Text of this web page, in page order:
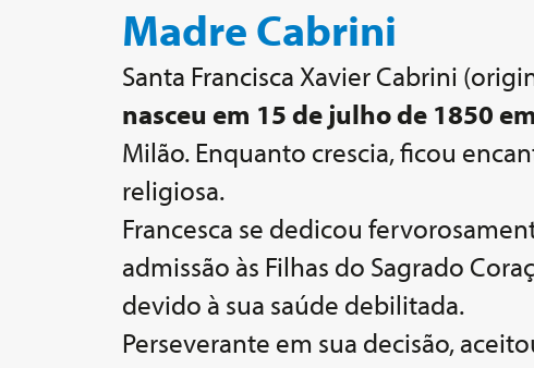
Madre Cabrini
Santa Francisca Xavier Cabrini
nasceu em 15 de julho de 1850
Milão. Enquanto crescia, ficou
religiosa.
Francesca se dedicou
admissão às Filhas do Sagrado
devido à sua saúde debilitada.
Perseverante em sua decisão,